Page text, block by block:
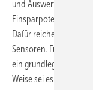
und Auswertung dieser
Einsparpotenziale
Dafür reichen laut
Sensoren. Fünf bis
ein grundlegendes
Weise sei es schon